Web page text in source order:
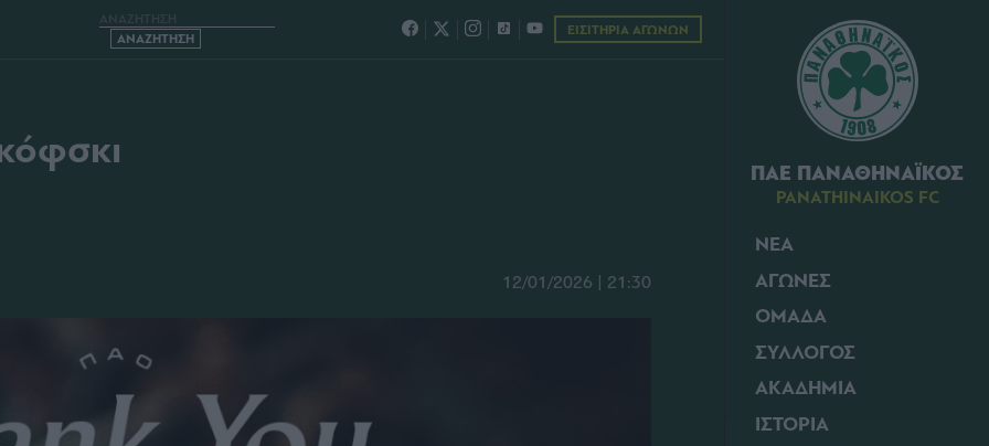
ΠΑΕ ΠΑΝΑΘΗΝΑΪΚΟΣ
PANATHINAIKOS FC
ΝΕΑ
ΑΓΩΝΕΣ
ΟΜΑΔΑ
ΣΥΛΛΟΓΟΣ
ΑΚΑΔΗΜΙΑ
ΙΣΤΟΡΙΑ
ΕΙΣΙΤΗΡΙΑ ΑΓΩΝΩΝ
12/01/2026 | 21:30